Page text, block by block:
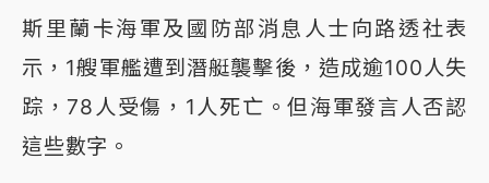
斯里蘭卡海軍及國防部消息人士向路透社表
示，1艘軍艦遭到潛艇襲擊後，造成逾100人失
踪，78人受傷，1人死亡。但海軍發言人否認
這些數字。